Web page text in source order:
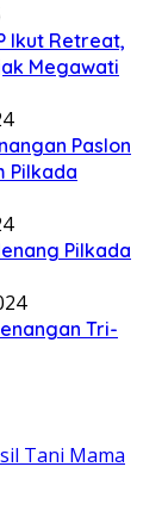
Ikut Retreat,
Megawati
Paslon
Pilkada
Pilkada
Tri-